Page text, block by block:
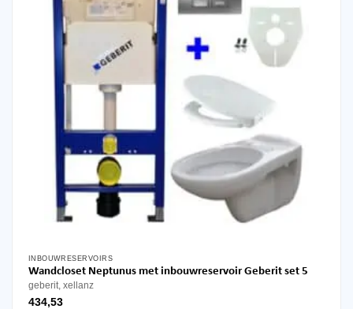
INBOUWRESERVOIRS
Wandcloset Neptunus met inbouwreservoir Geberit set 5
geberit, xellanz
434,53